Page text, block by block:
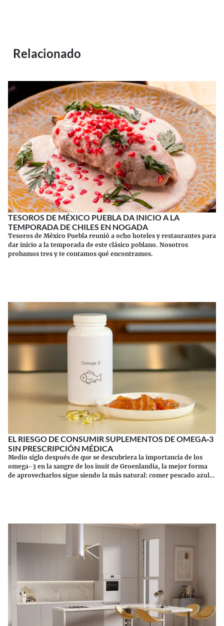
Relacionado
TESOROS DE MÉXICO PUEBLA DA INICIO A LA
TEMPORADA DE CHILES EN NOGADA
Tesoros de México Puebla reunió a ocho hoteles y restaurantes para
dar inicio a la temporada de este clásico poblano. Nosotros
probamos tres y te contamos qué encontramos.
EL RIESGO DE CONSUMIR SUPLEMENTOS DE OMEGA‑3
SIN PRESCRIPCIÓN MÉDICA
Medio siglo después de que se descubriera la importancia de los
omega-3 en la sangre de los inuit de Groenlandia, la mejor forma
de aprovecharlos sigue siendo la más natural: comer pescado azul.